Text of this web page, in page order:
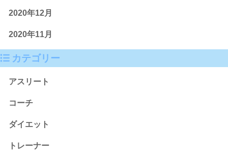
2020年12月
2020年11月
カテゴリー
アスリート
コーチ
ダイエット
トレーナー